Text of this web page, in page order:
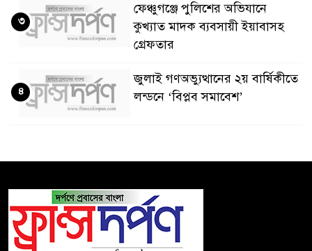
ফেঞ্চুগঞ্জে পুলিশের অভিযানে
কুখ্যাত মাদক ব্যবসায়ী ইয়াবাসহ
গ্রেফতার
৩
জুলাই গণঅভ্যুত্থানের ২য় বার্ষিকীতে
লন্ডনে ‘বিপ্লব সমাবেশ’
৪
নদীগুলো
ফ্রান্সে দাবানলের তাণ্ডব
৬